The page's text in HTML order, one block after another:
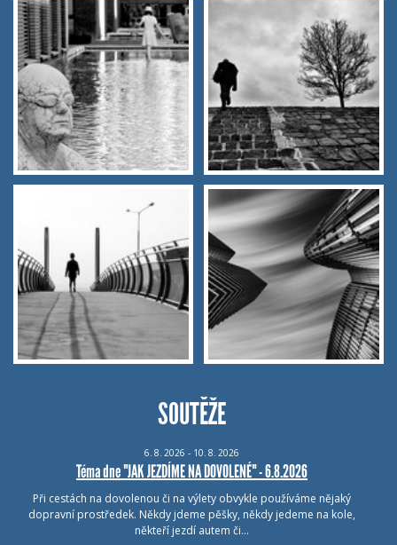
SOUTĚŽE
6. 8. 2026 - 10. 8. 2026
Téma dne "JAK JEZDÍME NA DOVOLENÉ" - 6.8.2026
Při cestách na dovolenou či na výlety obvykle používáme nějaký
dopravní prostředek. Někdy jdeme pěšky, někdy jedeme na kole,
někteří jezdí autem či…